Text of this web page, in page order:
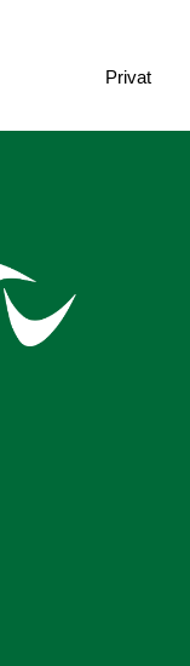
Privat